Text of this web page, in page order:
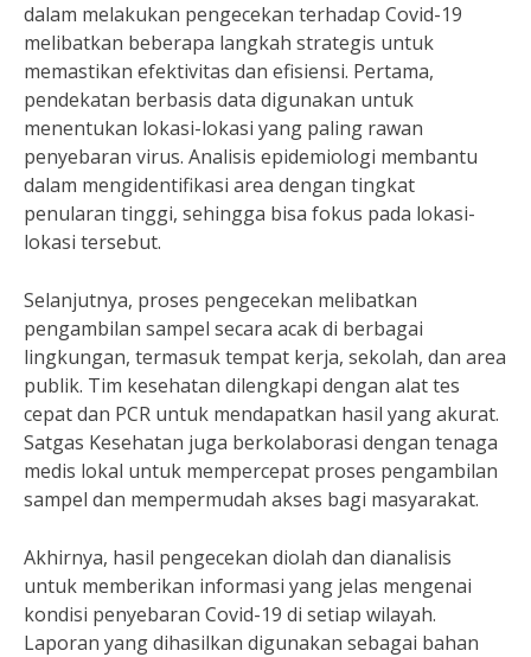
dalam melakukan pengecekan terhadap Covid-19
melibatkan beberapa langkah strategis untuk
memastikan efektivitas dan efisiensi. Pertama,
pendekatan berbasis data digunakan untuk
menentukan lokasi-lokasi yang paling rawan
penyebaran virus. Analisis epidemiologi membantu
dalam mengidentifikasi area dengan tingkat
penularan tinggi, sehingga bisa fokus pada lokasi-
lokasi tersebut.
Selanjutnya, proses pengecekan melibatkan
pengambilan sampel secara acak di berbagai
lingkungan, termasuk tempat kerja, sekolah, dan area
publik. Tim kesehatan dilengkapi dengan alat tes
cepat dan PCR untuk mendapatkan hasil yang akurat.
Satgas Kesehatan juga berkolaborasi dengan tenaga
medis lokal untuk mempercepat proses pengambilan
sampel dan mempermudah akses bagi masyarakat.
Akhirnya, hasil pengecekan diolah dan dianalisis
untuk memberikan informasi yang jelas mengenai
kondisi penyebaran Covid-19 di setiap wilayah.
Laporan yang dihasilkan digunakan sebagai bahan